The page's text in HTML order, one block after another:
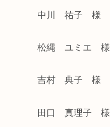
中川 祐子 様
松縄 ユミエ 様
吉村 典子 様
田口 真理子 様